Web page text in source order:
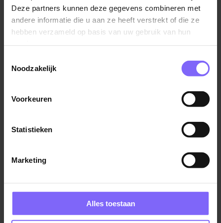
Deze partners kunnen deze gegevens combineren met
andere informatie die u aan ze heeft verstrekt of die ze
hebben verzameld op basis van uw gebruik van hun
Noodzakelijk
Voorkeuren
Statistieken
Marketing
Alles toestaan
Heb je nog extra hulp of advies nodig? Met 18 jaar
ervaring op de Limburgse arbeidsmarkt staat ons
team van arbeidsmarktspecialisten voor je klaar om je